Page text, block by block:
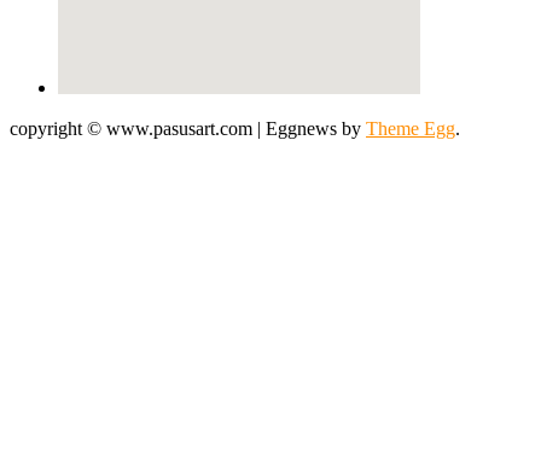
copyright © www.pasusart.com | Eggnews by Theme Egg.